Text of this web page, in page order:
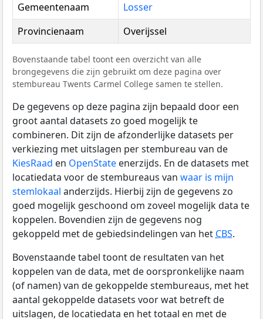
Gemeentenaam
Losser
Provincienaam
Overijssel
Bovenstaande tabel toont een overzicht van alle
brongegevens die zijn gebruikt om deze pagina over
stembureau Twents Carmel College samen te stellen.
De gegevens op deze pagina zijn bepaald door een
groot aantal datasets zo goed mogelijk te
combineren. Dit zijn de afzonderlijke datasets per
verkiezing met uitslagen per stembureau van de
KiesRaad en OpenState enerzijds. En de datasets met
locatiedata voor de stembureaus van waar is mijn
stemlokaal anderzijds. Hierbij zijn de gegevens zo
goed mogelijk geschoond om zoveel mogelijk data te
koppelen. Bovendien zijn de gegevens nog
gekoppeld met de gebiedsindelingen van het CBS.
Bovenstaande tabel toont de resultaten van het
koppelen van de data, met de oorspronkelijke naam
(of namen) van de gekoppelde stembureaus, met het
aantal gekoppelde datasets voor wat betreft de
uitslagen, de locatiedata en het totaal en met de